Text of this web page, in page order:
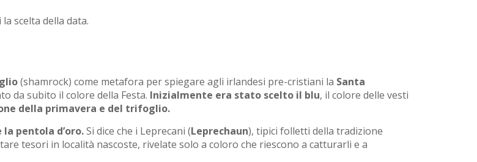
la scelta della data.
(shamrock) come metafora per spiegare agli irlandesi pre-cristiani la Santa
da subito il colore della Festa. Inizialmente era stato scelto il blu, il colore delle vesti
della primavera e del trifoglio.
la pentola d’oro.Si dice che i Leprecani (Leprechaun), tipici folletti della tradizione
tesori in località nascoste, rivelate solo a coloro che riescono a catturarli e a